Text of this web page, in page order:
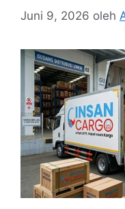
Juni 9, 2026 oleh